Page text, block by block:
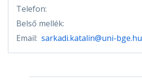
Telefon:
Belső mellék:
Email: sarkadi.katalin@uni-bge.hu